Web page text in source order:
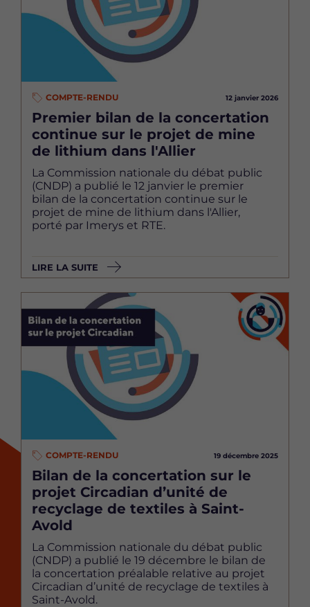
COMPTE-RENDU 12 janvier 2026
Premier bilan de la concertation
continue sur le projet de mine
de lithium dans l'Allier
La Commission nationale du débat public
(CNDP) a publié le 12 janvier le premier
bilan de la concertation continue sur le
projet de mine de lithium dans l'Allier,
porté par Imerys et RTE.
LIRE LA SUITE
COMPTE-RENDU 19 décembre 2025
Bilan de la concertation sur le
projet Circadian d’unité de
recyclage de textiles à Saint-
Avold
La Commission nationale du débat public
(CNDP) a publié le 19 décembre le bilan de
la concertation préalable relative au projet
Circadian d’unité de recyclage de textiles à
Saint-Avold.